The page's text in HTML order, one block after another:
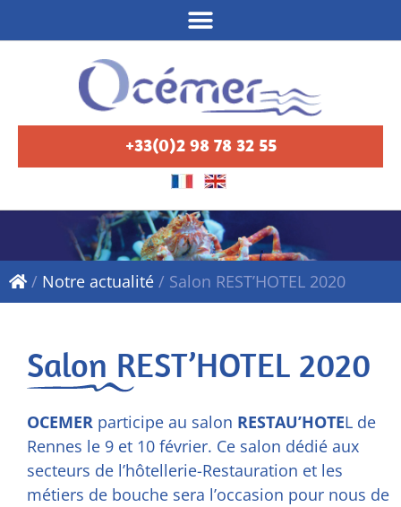
+33(0)2 98 78 32 55
/ Notre actualité / Salon REST’HOTEL 2020
Salon REST’HOTEL 2020
OCEMER participe au salon RESTAU’HOTEL de
Rennes le 9 et 10 février. Ce salon dédié aux
secteurs de l’hôtellerie-Restauration et les
métiers de bouche sera l’occasion pour nous de